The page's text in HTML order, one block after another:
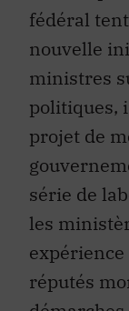
fédéral
nouvelle
ministres
politiques,
projet de
série de
les
réputés